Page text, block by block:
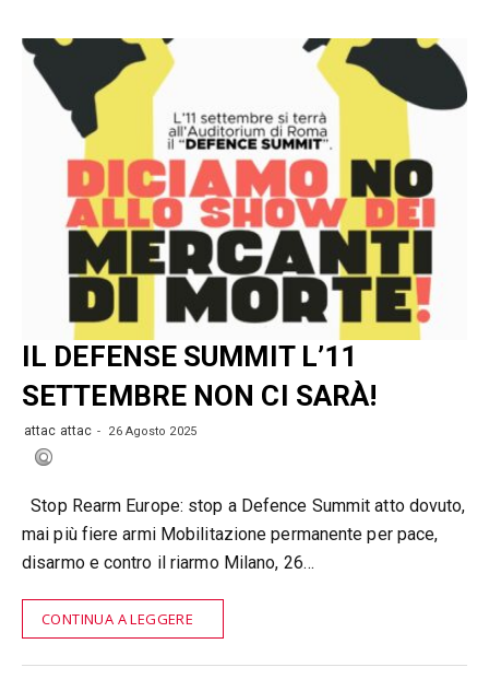
IL DEFENSE SUMMIT L’11
SETTEMBRE NON CI SARÀ!
attac attac 26 Agosto 2025
Stop Rearm Europe: stop a Defence Summit atto dovuto,
mai più fiere armi Mobilitazione permanente per pace,
disarmo e contro il riarmo Milano, 26…
CONTINUA A LEGGERE